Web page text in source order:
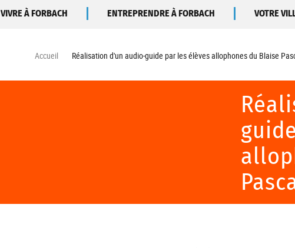
VIVRE À FORBACH ENTREPRENDRE À FORBACH VOTRE
Accueil Réalisation d'un audio-guide par les élèves allophones du Blaise